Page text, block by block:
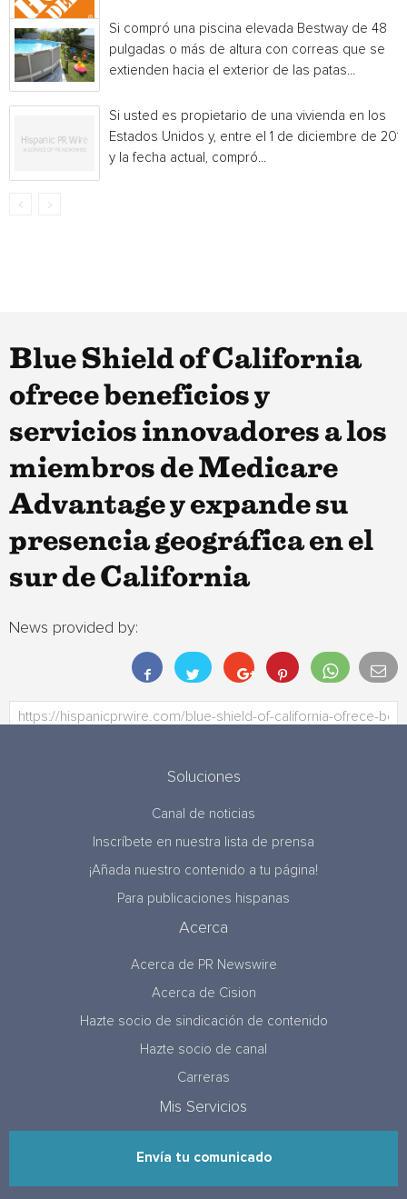
Si compró una piscina elevada Bestway de 48
pulgadas o más de altura con correas que se
extienden hacia el exterior de las patas...
Si usted es propietario de una vivienda en los
Estados Unidos y, entre el 1 de diciembre de
y la fecha actual, compró...
Blue Shield of California
ofrece beneficios y
servicios innovadores a los
miembros de Medicare
Advantage y expande su
presencia geográfica en el
sur de California
News provided by:
Soluciones
Canal de noticias
Inscríbete en nuestra lista de prensa
¡Añada nuestro contenido a tu página!
Para publicaciones hispanas
Acerca
Acerca de PR Newswire
Acerca de Cision
Hazte socio de sindicación de contenido
Hazte socio de canal
Carreras
Mis Servicios
Envía tu comunicado